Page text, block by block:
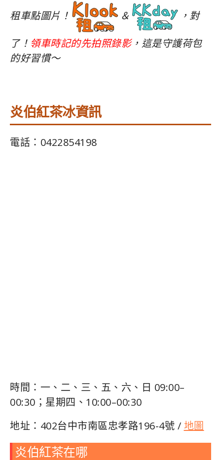
租車點圖片！ ＆ ，對
了！ 領車時記的先拍照錄影，這是守護荷包
的好習慣～
炎伯紅茶冰資訊
電話：0422854198
時間：一、二、三、五、六、日 09:00–
00:30；星期四、10:00–00:30
地址：402台中市南區忠孝路196-4號 / 地圖
炎伯紅茶在哪